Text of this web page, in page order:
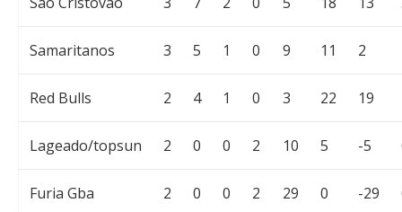
Samaritanos 3 5 1 0 9 11 2
Red Bulls 2 4 1 0 3 22 19
Lageado/topsun 2 0 0 2 10 5 -5
Furia Gba 2 0 0 2 29 0 -29